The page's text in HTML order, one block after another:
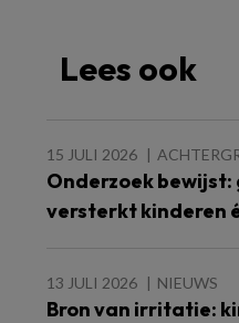
Lees ook
15 JULI 2026
Onderzoek
versterkt kinderen
13 JULI 2026 NIEUWS
Bron van irritatie: